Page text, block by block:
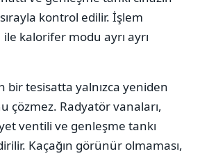
kontrol edilir. İşlem
ile kalorifer modu ayrı ayrı
bir tesisatta yalnızca yeniden
çözmez. Radyatör vanaları,
ventili ve genleşme tankı
Kaçağın görünür olmaması,